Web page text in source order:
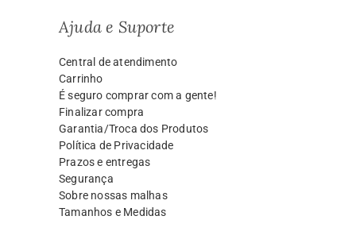
Ajuda e Suporte
Central de atendimento
Carrinho
É seguro comprar com a gente!
Finalizar compra
Garantia/Troca dos Produtos
Política de Privacidade
Prazos e entregas
Segurança
Sobre nossas malhas
Tamanhos e Medidas